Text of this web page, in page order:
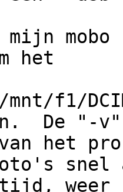
het
f1/
De "-v"
het
snel
weer